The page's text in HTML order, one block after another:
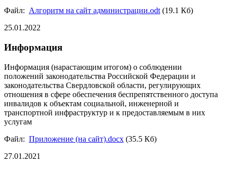
Файл: Алгоритм на сайт администрации.odt (19.1 Кб)
25.01.2022
Информация
Информация (нарастающим итогом) о соблюдении
положений законодательства Российской Федерации и
законодательства Свердловской области, регулирующих
отношения в сфере обеспечения беспрепятственного доступа
инвалидов к объектам социальной, инженерной и
транспортной инфраструктур и к предоставляемым в них
услугам
Файл: Приложение (на сайт).docx (35.5 Кб)
27.01.2021